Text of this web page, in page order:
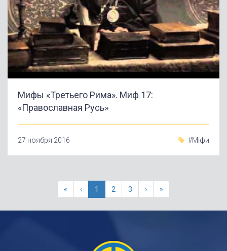
Мифы «Третьего Рима». Миф 17:
«Православная Русь»
27 ноября 2016 #Міфи
« ‹ 1 2 3 › »